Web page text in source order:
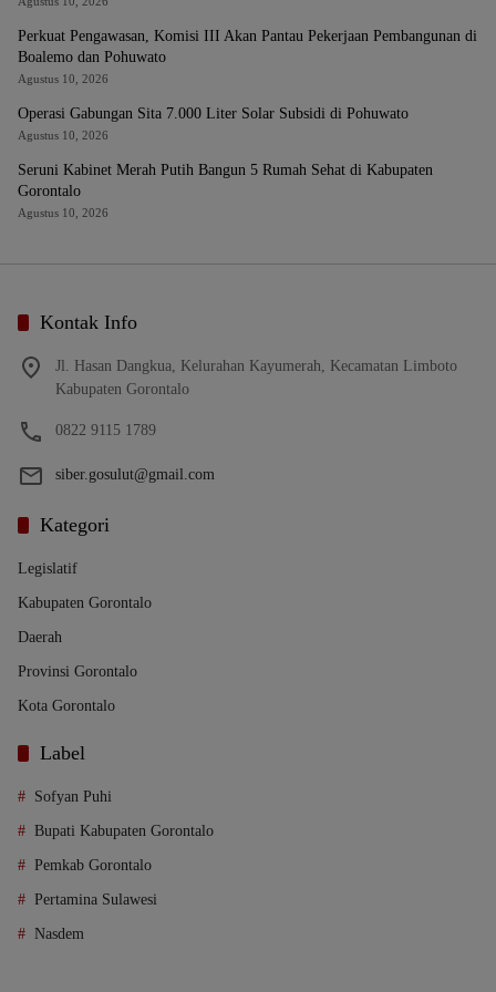
Perkuat Pengawasan, Komisi III Akan Pantau Pekerjaan Pembangunan di
Boalemo dan Pohuwato
Agustus 10, 2026
Operasi Gabungan Sita 7.000 Liter Solar Subsidi di Pohuwato
Agustus 10, 2026
Seruni Kabinet Merah Putih Bangun 5 Rumah Sehat di Kabupaten
Gorontalo
Agustus 10, 2026
Kontak Info
Jl. Hasan Dangkua, Kelurahan Kayumerah, Kecamatan Limboto
Kabupaten Gorontalo
0822 9115 1789
siber.gosulut@gmail.com
Kategori
Legislatif
Kabupaten Gorontalo
Daerah
Provinsi Gorontalo
Kota Gorontalo
Label
Sofyan Puhi
Bupati Kabupaten Gorontalo
Pemkab Gorontalo
Pertamina Sulawesi
Nasdem